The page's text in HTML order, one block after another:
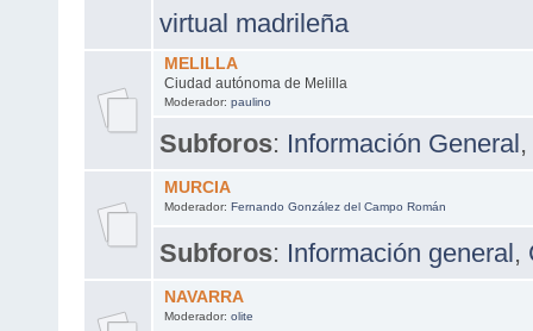
virtual madrileña
MELILLA
Ciudad autónoma de Melilla
Moderador: paulino
Subforos: Información General,
MURCIA
Moderador: Fernando González del Campo Román
Subforos: Información general,
NAVARRA
Moderador: olite